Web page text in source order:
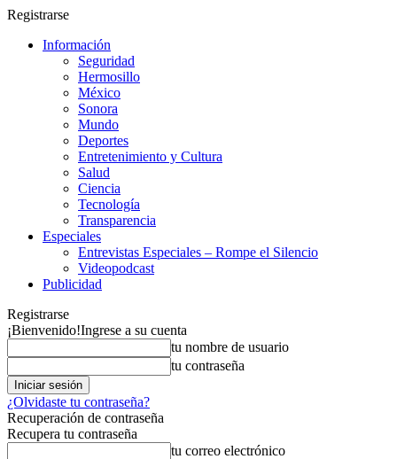
Registrarse
Información
Seguridad
Hermosillo
México
Sonora
Mundo
Deportes
Entretenimiento y Cultura
Salud
Ciencia
Tecnología
Transparencia
Especiales
Entrevistas Especiales – Rompe el Silencio
Videopodcast
Publicidad
Registrarse
¡Bienvenido!Ingrese a su cuenta
tu nombre de usuario
tu contraseña
¿Olvidaste tu contraseña?
Recuperación de contraseña
Recupera tu contraseña
tu correo electrónico